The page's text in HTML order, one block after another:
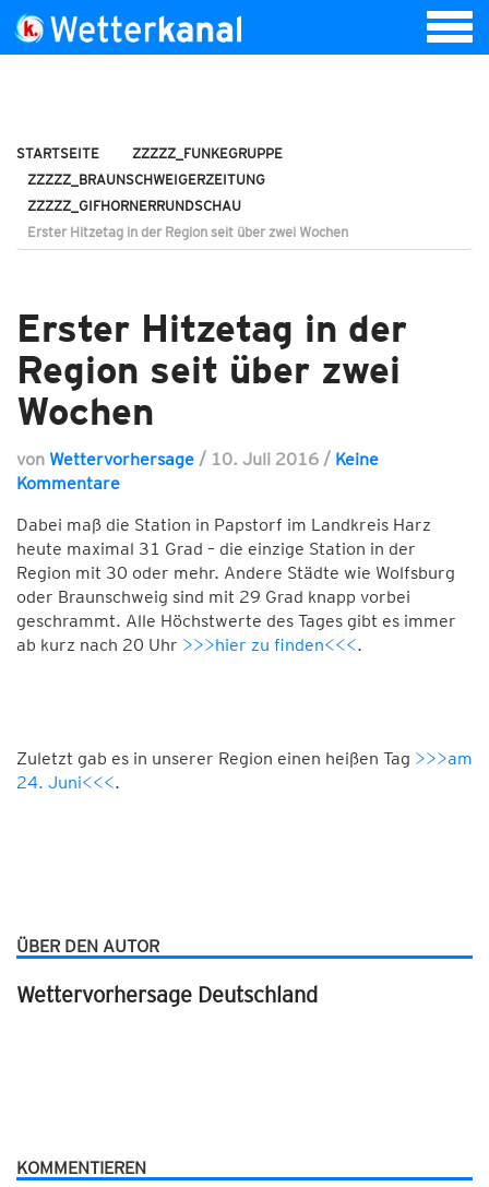
STARTSEITE
ZZZZZ_FUNKEGRUPPE
ZZZZZ_BRAUNSCHWEIGERZEITUNG
ZZZZZ_GIFHORNERRUNDSCHAU
Erster Hitzetag in der Region seit über zwei Wochen
Erster Hitzetag in der
Region seit über zwei
Wochen
von Wettervorhersage / 10. Juli 2016 / Keine
Kommentare
Dabei maß die Station in Papstorf im Landkreis Harz
heute maximal 31 Grad – die einzige Station in der
Region mit 30 oder mehr. Andere Städte wie Wolfsburg
oder Braunschweig sind mit 29 Grad knapp vorbei
geschrammt. Alle Höchstwerte des Tages gibt es immer
ab kurz nach 20 Uhr >>>hier zu finden<<<.
Zuletzt gab es in unserer Region einen heißen Tag >>>am
24. Juni<<<.
ÜBER DEN AUTOR
Wettervorhersage Deutschland
KOMMENTIEREN